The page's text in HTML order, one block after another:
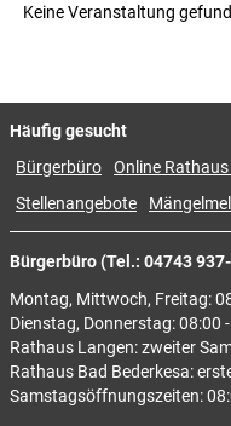
Keine Veranstaltung
Bürgerbüro (Tel.: 04743
Montag, Mittwoch, Freitag:
Dienstag, Donnerstag: 08:00
Rathaus Langen: zweiter
Rathaus Bad Bederkesa:
Samstagsöffnungszeiten:
Häufig gesucht
Bürgerbüro Online Rathaus
Stellenangebote